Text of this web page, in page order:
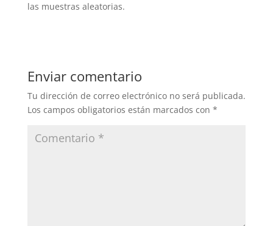
las muestras aleatorias.
Enviar comentario
Tu dirección de correo electrónico no será publicada.
Los campos obligatorios están marcados con *